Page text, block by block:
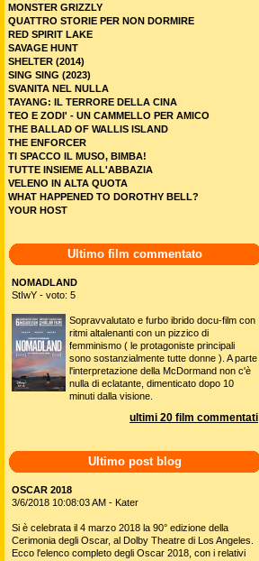
MONSTER GRIZZLY
QUATTRO STORIE PER NON DORMIRE
RED SPIRIT LAKE
SAVAGE HUNT
SHELTER (2014)
SING SING (2023)
SVANITA NEL NULLA
TAYANG: IL TERRORE DELLA CINA
TEO E ZODI' - UN CAMMELLO PER AMICO
THE BALLAD OF WALLIS ISLAND
THE ENFORCER
TI SPACCO IL MUSO, BIMBA!
TUTTE INSIEME ALL'ABBAZIA
VELENO IN ALTA QUOTA
WHAT HAPPENED TO DOROTHY BELL?
YOUR HOST
Ultimo film commentato
NOMADLAND
StIwY - voto: 5
Sopravvalutato e furbo ibrido docu-film con
ritmi altalenanti con un pizzico di
femminismo ( le protagoniste principali
sono sostanzialmente tutte donne ). A parte
l'interpretazione della McDormand non c'è
nulla di eclatante, dimenticato dopo 10
minuti dalla visione.
ultimi 20 film commentati
Ultimo post blog
OSCAR 2018
3/6/2018 10:08:03 AM - Kater
Si è celebrata il 4 marzo 2018 la 90° edizione della
Cerimonia degli Oscar, al Dolby Theatre di Los Angeles.
Ecco l'elenco completo degli Oscar 2018, con i relativi